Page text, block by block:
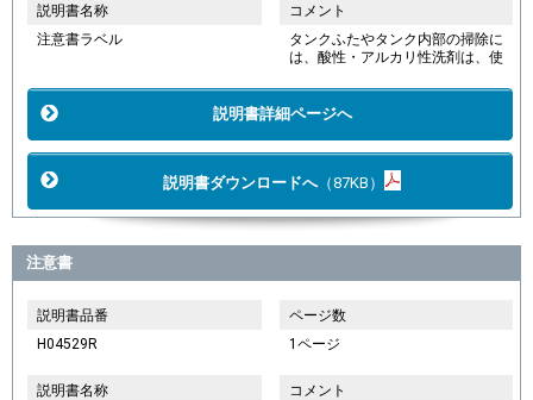
説明書名称
注意書ラベル
コメント
タンクふたやタンク内部の掃除に
は、酸性・アルカリ性洗剤は、使
説明書詳細ページへ
説明書ダウンロードへ（87KB）
注意書
説明書品番
H04529R
ページ数
1ページ
説明書名称
コメント